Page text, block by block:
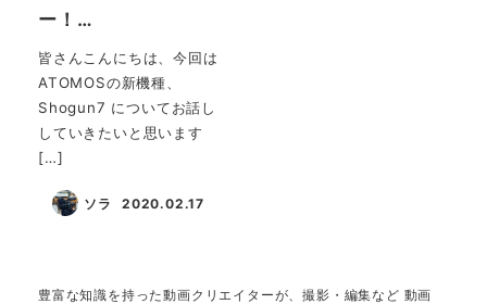
ー！…
皆さんこんにちは、今回は
ATOMOSの新機種、
Shogun7 についてお話し
していきたいと思います
[…]
ソラ
投稿日
2020.02.17
豊富な知識を持った動画クリエイターが、撮影・編集など 動画